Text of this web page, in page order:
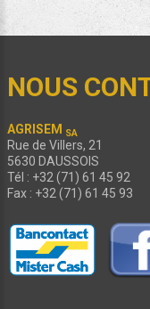
NOUS
AGRISEM SA
Rue de Villers, 21
5630 DAUSSOIS
Tél : +32 (71) 61 45 92
Fax : +32 (71) 61 45 93